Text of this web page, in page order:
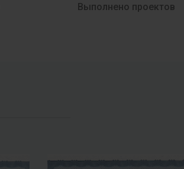
Выполнено проектов